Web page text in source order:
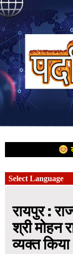
रायपुर :
श्री मोहन
व्यक्त किया